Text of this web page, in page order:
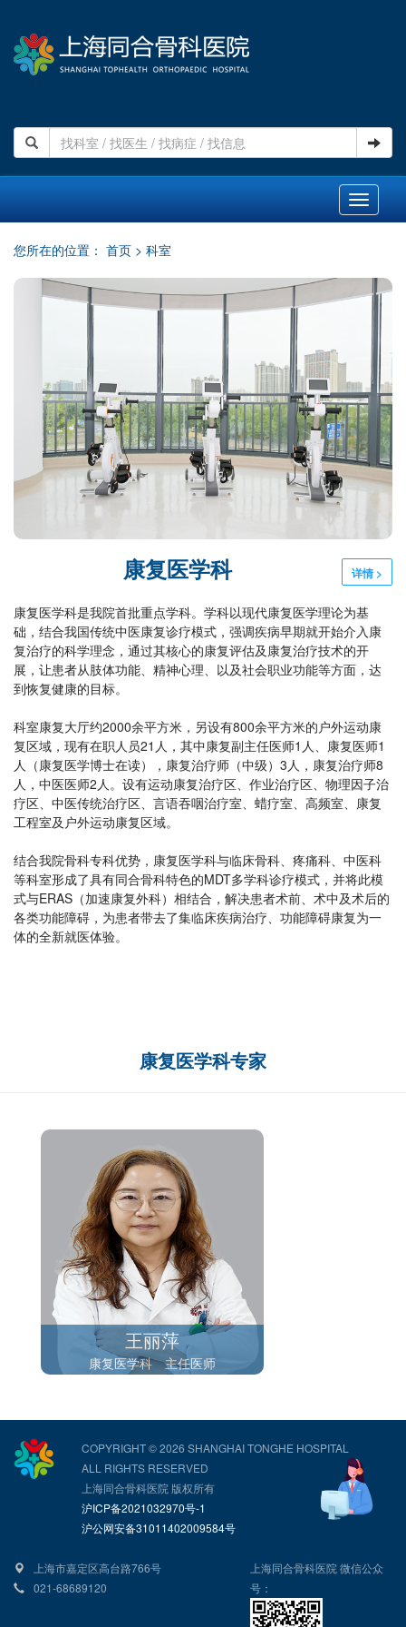
Toggle
您所在的位置： 首页 > 科室
康复医学科 详情 >
康复医学科是我院首批重点学科。学科以现代康复医学理论为基
础，结合我国传统中医康复诊疗模式，强调疾病早期就开始介入康
复治疗的科学理念，通过其核心的康复评估及康复治疗技术的开
展，让患者从肢体功能、精神心理、以及社会职业功能等方面，达
到恢复健康的目标。
科室康复大厅约2000余平方米，另设有800余平方米的户外运动康
复区域，现有在职人员21人，其中康复副主任医师1人、康复医师1
人（康复医学博士在读），康复治疗师（中级）3人，康复治疗师8
人，中医医师2人。设有运动康复治疗区、作业治疗区、物理因子治
疗区、中医传统治疗区、言语吞咽治疗室、蜡疗室、高频室、康复
工程室及户外运动康复区域。
结合我院骨科专科优势，康复医学科与临床骨科、疼痛科、中医科
等科室形成了具有同合骨科特色的MDT多学科诊疗模式，并将此模
式与ERAS（加速康复外科）相结合，解决患者术前、术中及术后的
各类功能障碍，为患者带去了集临床疾病治疗、功能障碍康复为一
体的全新就医体验。
康复医学科专家
王丽萍
康复医学科 主任医师
COPYRIGHT © 2026 SHANGHAI TONGHE HOSPITAL
ALL RIGHTS RESERVED
上海同合骨科医院 版权所有
沪ICP备2021032970号-1
沪公网安备31011402009584号
上海市嘉定区高台路766号
021-68689120
上海同合骨科医院 微信公众
号：